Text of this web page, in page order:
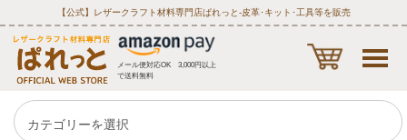
【公式】レザークラフト材料専門店ぱれっと‐皮革･キット･工具等を販売
メール便対応OK 3,000円以上
で送料無料